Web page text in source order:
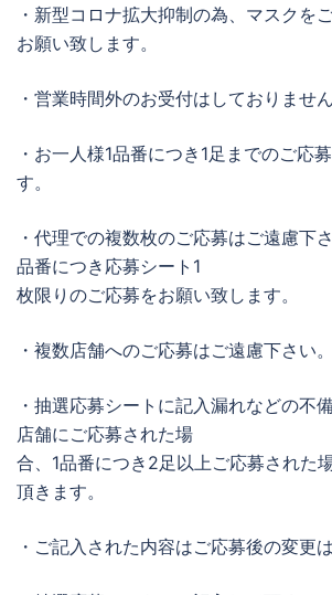
・新型コロナ拡大抑制の為、マスクを
お願い致します。
・営業時間外のお受付はしておりません
・お一人様1品番につき1足までのご応
す。
・代理での複数枚のご応募はご遠慮下
品番につき応募シート1
枚限りのご応募をお願い致します。
・複数店舗へのご応募はご遠慮下さい。
・抽選応募シートに記入漏れなどの不
店舗にご応募された場
合、1品番につき2足以上ご応募された
頂きます。
・ご記入された内容はご応募後の変更